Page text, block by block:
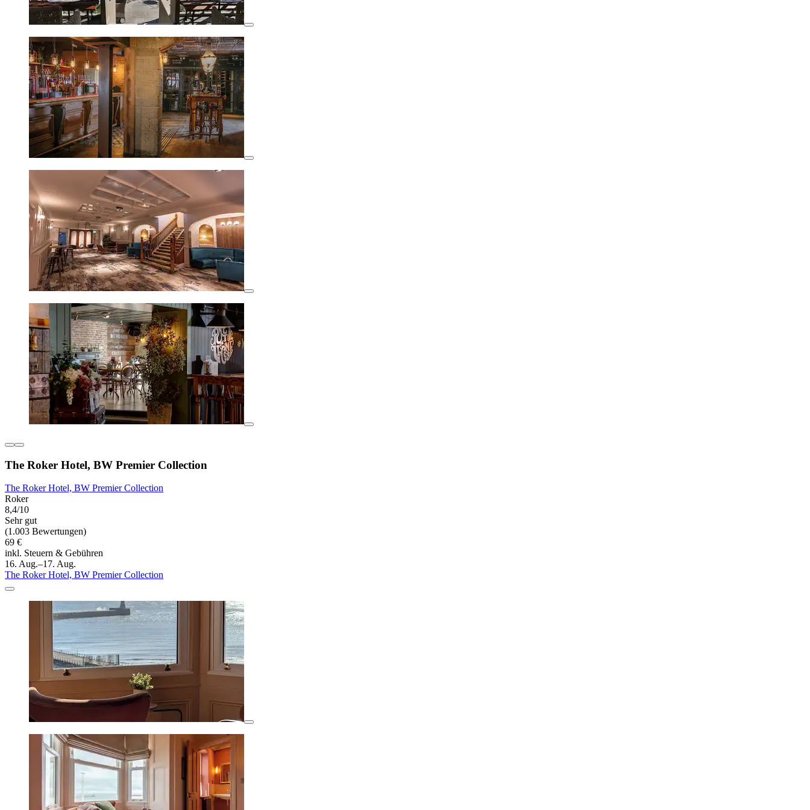
The Roker Hotel, BW Premier Collection
The Roker Hotel, BW Premier Collection
Roker
8,4/10
Sehr gut
(1.003 Bewertungen)
69 €
inkl. Steuern & Gebühren
16. Aug.–17. Aug.
The Roker Hotel, BW Premier Collection